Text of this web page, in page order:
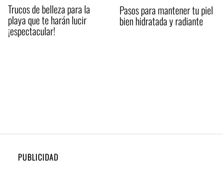
Trucos de belleza para la
playa que te harán lucir
¡espectacular!
Pasos para mantener tu piel
bien hidratada y radiante
PUBLICIDAD